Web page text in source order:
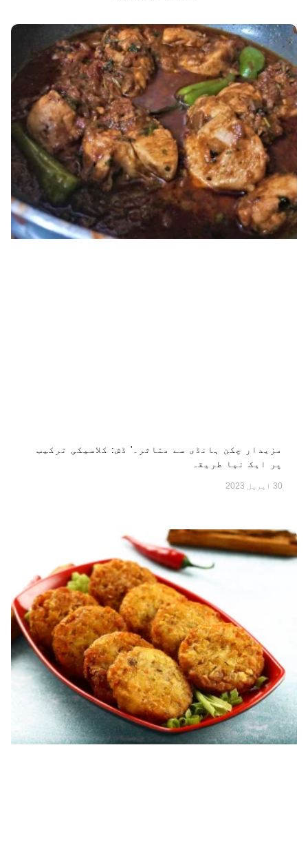
مزیدار چکن ہانڈی سے متاثر۔' ڈش: کلاسیکی ترکیب
پر ایک نیا طریقہ
30 اپریل 2023